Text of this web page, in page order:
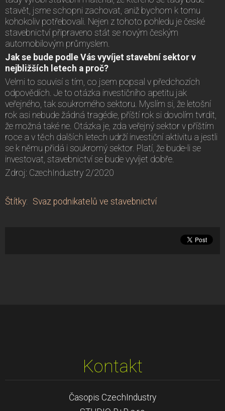
stavět, jsme schopni zachovat, aniž bychom k tomu
kohokoliv potřebovali. Nejen z tohoto pohledu je české
stavebnictví připraveno stát se novým českým
automobilovým průmyslem.
Jak se bude podle Vás vyvíjet stavební sektor v
nejbližších letech a proč?
Velmi to souvisí s tím, co jsem popsal v předchozích
odpovědích. Je to otázka investičního apetitu jak
veřejného, tak soukromého sektoru. Myslím si, že letošní
rok asi nebude žádná tragédie, příští rok si dovolím tvrdit,
že možná také ne. Otázka je, zda veřejný sektor v příštím
roce a v těch dalších letech udrží investiční aktivitu a jestli
se k němu přidá i soukromý sektor. Platí, že bude-li se
investovat, stavebnictví se bude vyvíjet dobře.
Zdroj: CzechIndustry 2/2020
Štítky: Svaz podnikatelů ve stavebnictví
Kontakt
Časopis CzechIndustry